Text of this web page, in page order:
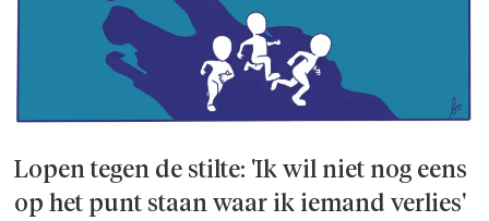
Lopen tegen de stilte: 'Ik wil niet nog eens
op het punt staan waar ik iemand verlies'